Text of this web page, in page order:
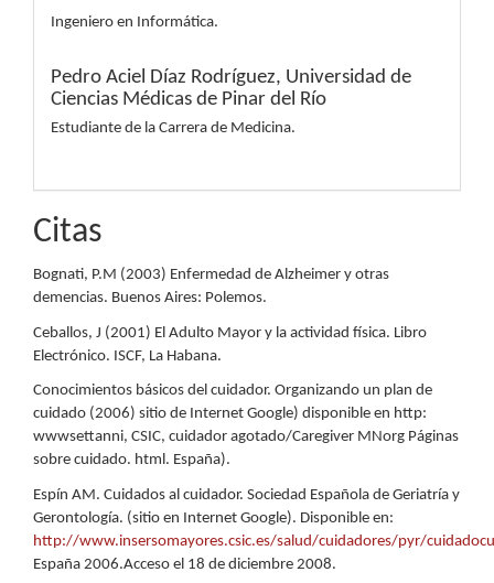
Ingeniero en Informática.
Pedro Aciel Díaz Rodríguez, Universidad de
Ciencias Médicas de Pinar del Río
Estudiante de la Carrera de Medicina.
Citas
Bognati, P.M (2003) Enfermedad de Alzheimer y otras
demencias. Buenos Aires: Polemos.
Ceballos, J (2001) El Adulto Mayor y la actividad física. Libro
Electrónico. ISCF, La Habana.
Conocimientos básicos del cuidador. Organizando un plan de
cuidado (2006) sitio de Internet Google) disponible en http:
wwwsettanni, CSIC, cuidador agotado/Caregiver MNorg Páginas
sobre cuidado. html. España).
Espín AM. Cuidados al cuidador. Sociedad Española de Geriatría y
Gerontología. (sitio en Internet Google). Disponible en:
http://www.insersomayores.csic.es/salud/cuidadores/pyr/
España 2006.Acceso el 18 de diciembre 2008.